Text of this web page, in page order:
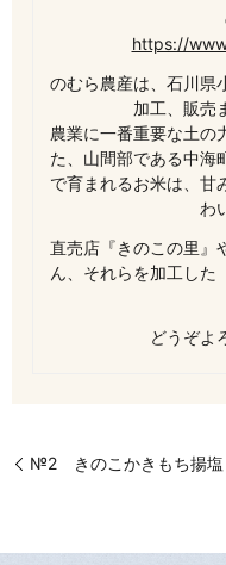
https://
のむら農産は、石川県
加工、販売
農業に一番重要な土の
た、山間部である中海
で育まれるお米は、甘
わ
直売店『きのこの里』
ん、それらを加工した
どうぞよ
№2 きのこかきもち揚塩